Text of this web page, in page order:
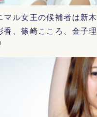
マル女王の候補者は新
香、篠崎こころ、金子